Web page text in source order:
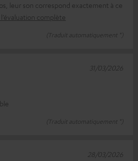
leur son correspond exactement à ce
l’évaluation complète
(Traduit automatiquement *)
(Traduit automatiquement *)
31/03/2026
28/03/2026